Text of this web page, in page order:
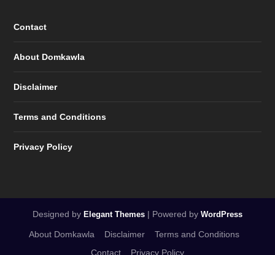
Contact
About Domkawla
Disclaimer
Terms and Conditions
Privacy Policy
Designed by Elegant Themes | Powered by WordPress
About Domkawla Disclaimer
Terms and Conditions
Contact
Privacy Policy